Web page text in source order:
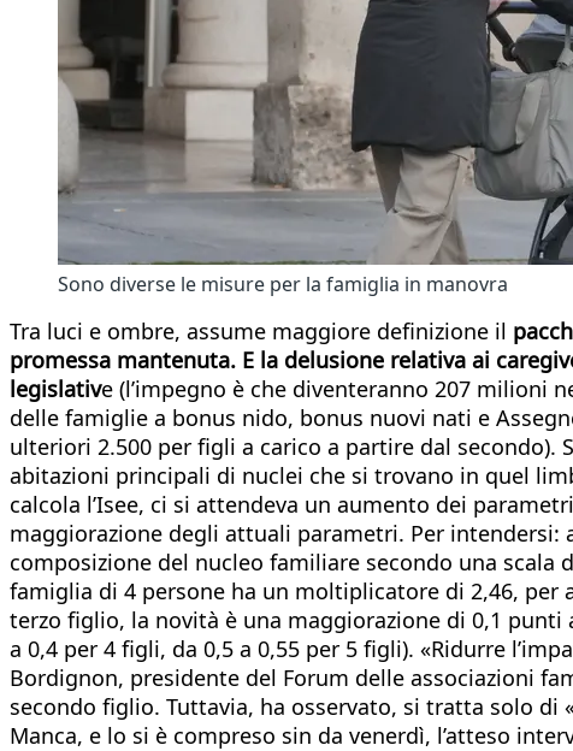
Sono diverse le misure per la famiglia in manovra
Tra luci e ombre, assume maggiore definizione il
promessa mantenuta. E la delusione relativa ai
legislative (l’impegno è che diventeranno 207 milioni
delle famiglie a bonus nido, bonus nuovi nati e
ulteriori 2.500 per figli a carico a partire dal secondo).
abitazioni principali di nuclei che si trovano in quel
calcola l’Isee, ci si attendeva un aumento dei
maggiorazione degli attuali parametri. Per intendersi:
composizione del nucleo familiare secondo una scala
famiglia di 4 persone ha un moltiplicatore di 2,46,
terzo figlio, la novità è una maggiorazione di 0,1
a 0,4 per 4 figli, da 0,5 a 0,55 per 5 figli). «Ridurre
Bordignon, presidente del Forum delle associazioni
secondo figlio. Tuttavia, ha osservato, si tratta solo
Manca, e lo si è compreso sin da venerdì, l’atteso